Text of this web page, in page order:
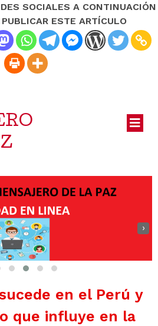
SOCIALES A CONTINUACIÓN
ESTE ARTÍCULO
›
en el Perú y
que influye en la